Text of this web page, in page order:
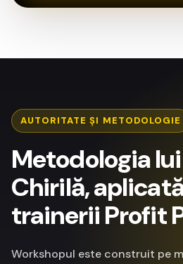
AUTORITATE ȘI METODOLOGIE
Metodologia
Chirilă,
trainerii Profit
Workshopul este construit pe